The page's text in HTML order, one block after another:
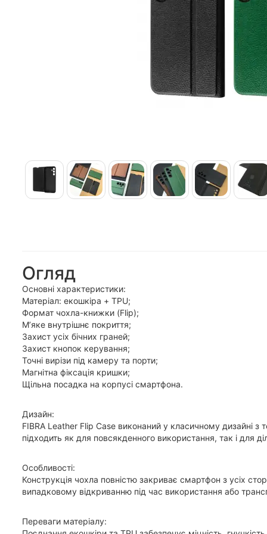
Огляд
Основні характеристики:
Матеріал: екошкіра + TPU;
Формат чохла-книжки (Flip);
М’яке внутрішнє покриття;
Захист усіх бічних граней;
Захист кнопок керування;
Точні вирізи під камеру та порти;
Магнітна фіксація кришки;
Щільна посадка на корпусі смартфона.
Дизайн:
FIBRA Leather Flip Case виконаний у класичному дизайні
підходить як для повсякденного використання, так і для
Особливості:
Конструкція чохла повністю закриває смартфон з усіх
випадковому відкриванню під час використання або
Переваги матеріалу: